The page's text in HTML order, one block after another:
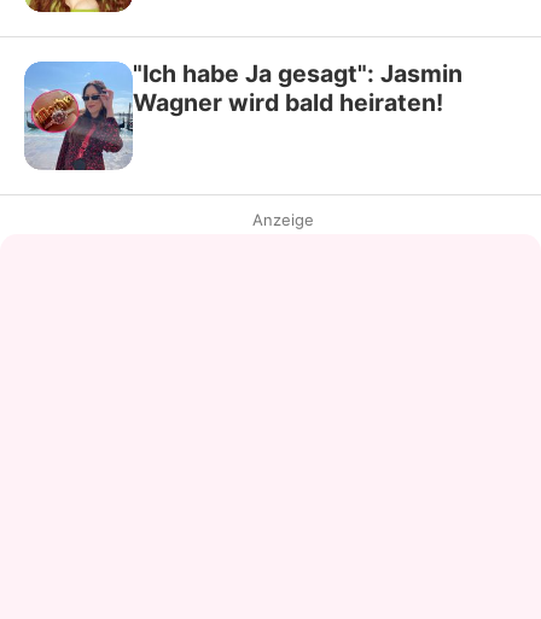
"Ich habe Ja gesagt": Jasmin
Wagner wird bald heiraten!
Anzeige